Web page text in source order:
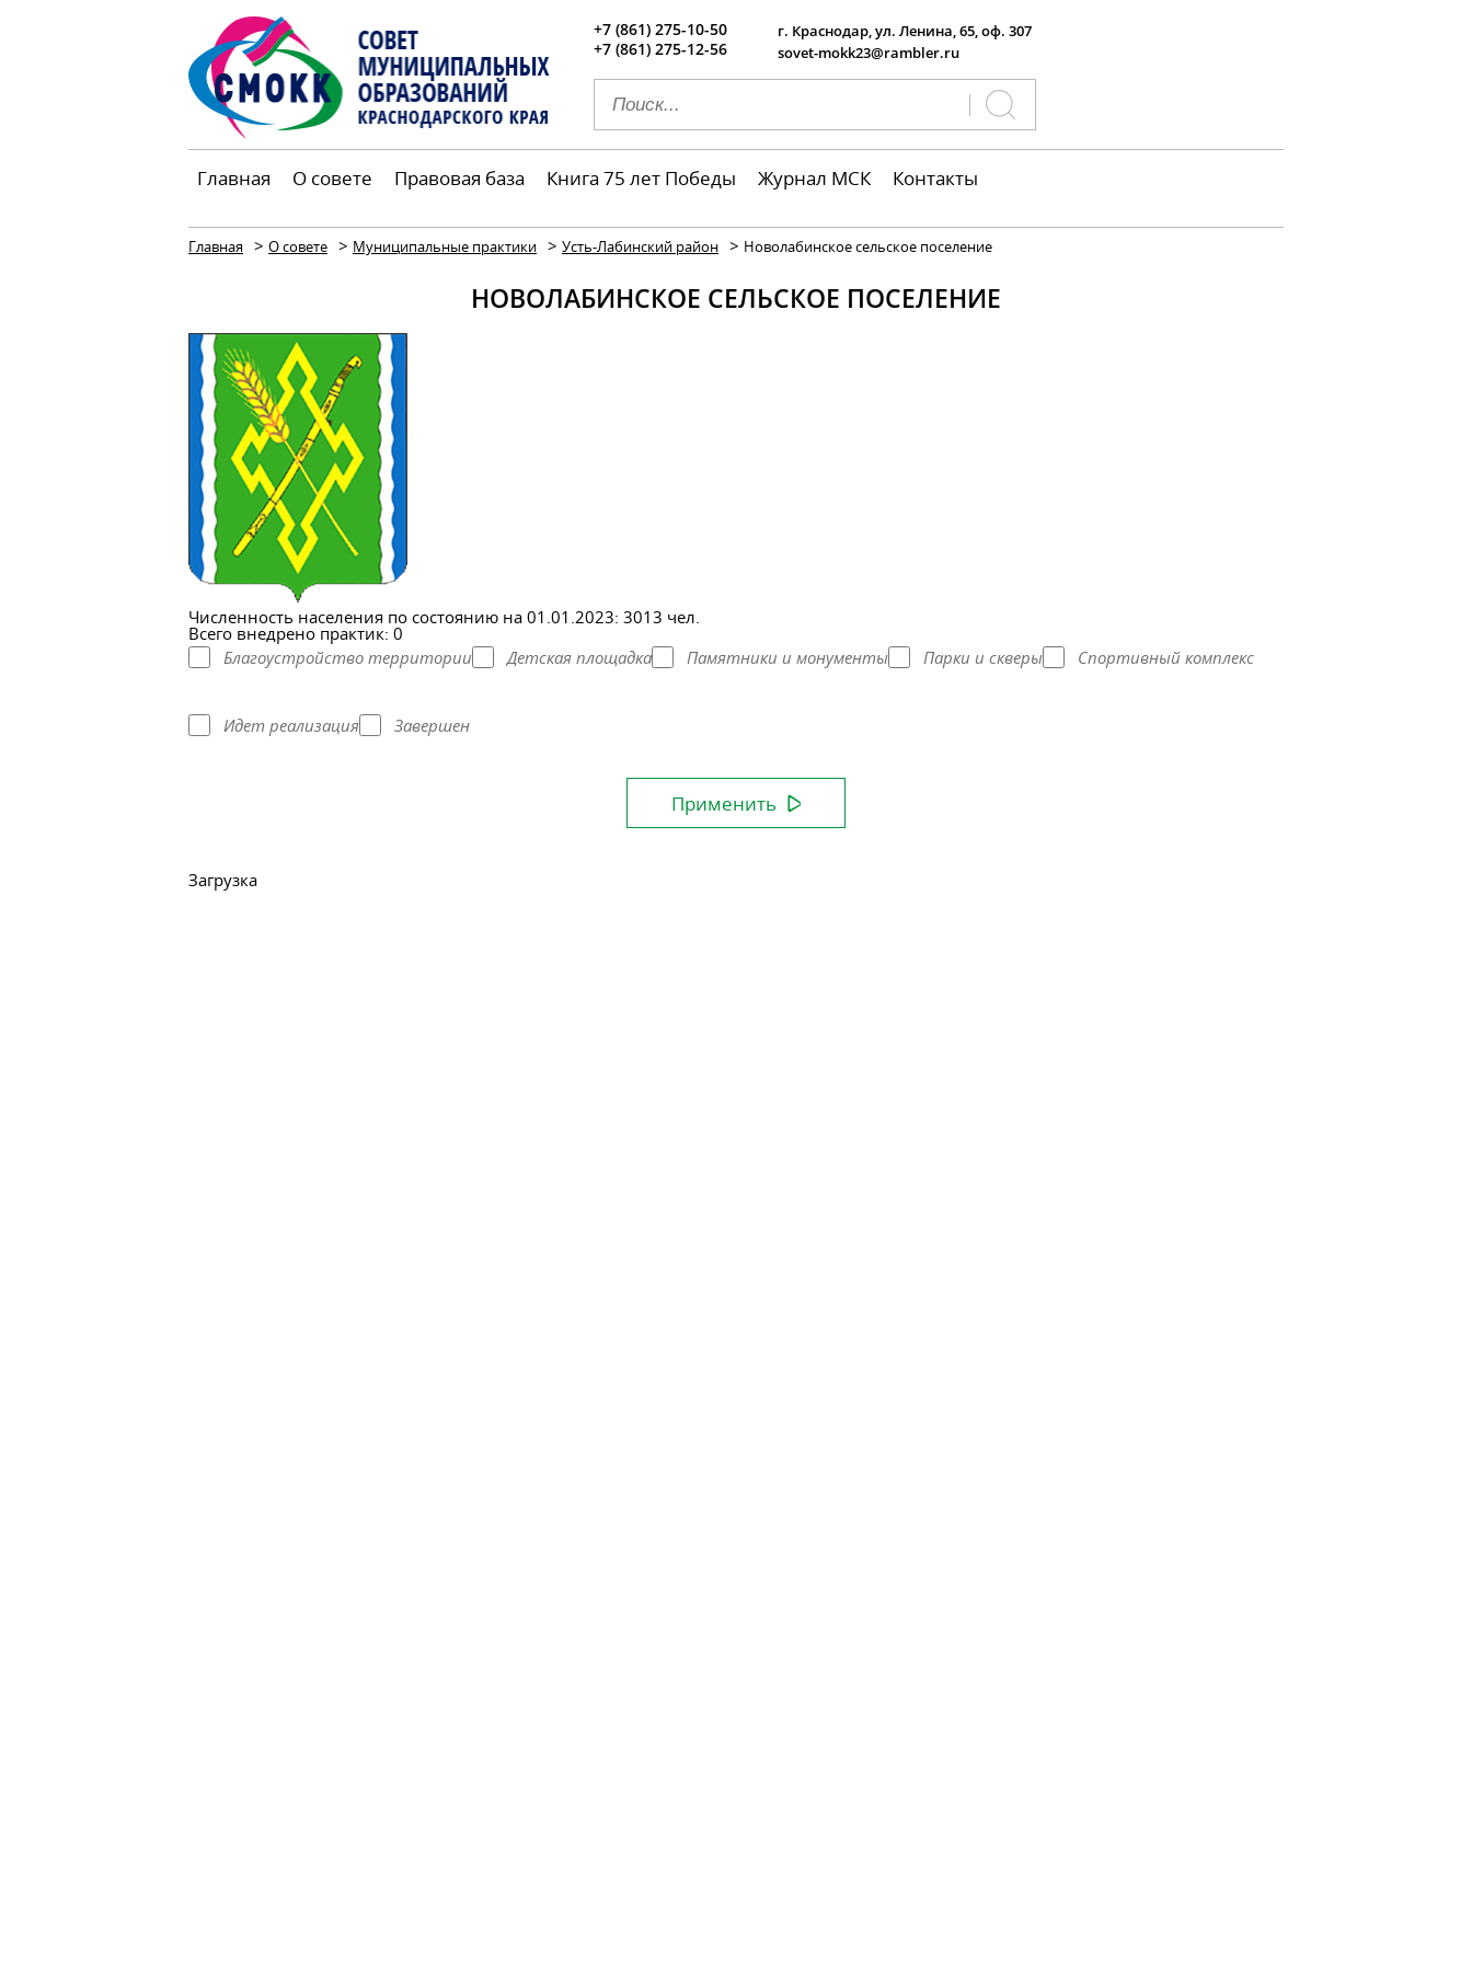
+7 (861) 275-10-50
+7 (861) 275-12-56
г. Краснодар, ул. Ленина, 65, оф. 307
sovet-mokk23@rambler.ru
Главная О совете Правовая база Книга 75 лет Победы Журнал МСК Контакты
Главная > О совете > Муниципальные практики > Усть-Лабинский район > Новолабинское сельское поселение
НОВОЛАБИНСКОЕ СЕЛЬСКОЕ ПОСЕЛЕНИЕ
Численность населения по состоянию на 01.01.2023: 3013 чел.
Всего внедрено практик: 0
Благоустройство территории
Детская площадка Памятники и монументы Парки и скверы Спортивный комплекс
Идет реализация Завершен
Применить
Загрузка